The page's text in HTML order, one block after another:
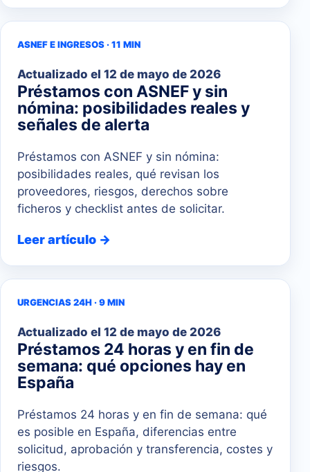
ASNEF E INGRESOS · 11 MIN
Actualizado el 12 de mayo de 2026
Préstamos con ASNEF y sin
nómina: posibilidades reales y
señales de alerta
Préstamos con ASNEF y sin nómina:
posibilidades reales, qué revisan los
proveedores, riesgos, derechos sobre
ficheros y checklist antes de solicitar.
Leer artículo →
URGENCIAS 24H · 9 MIN
Actualizado el 12 de mayo de 2026
Préstamos 24 horas y en fin de
semana: qué opciones hay en
España
Préstamos 24 horas y en fin de semana: qué
es posible en España, diferencias entre
solicitud, aprobación y transferencia, costes y
riesgos.